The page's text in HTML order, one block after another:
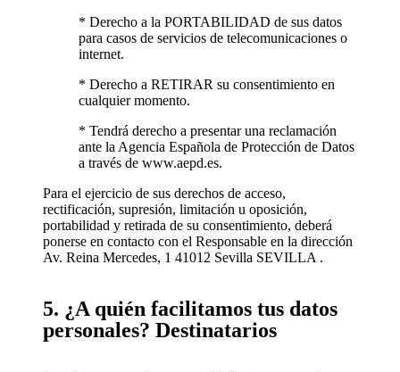
* Derecho a la PORTABILIDAD de sus datos
para casos de servicios de telecomunicaciones o
internet.
* Derecho a RETIRAR su consentimiento en
cualquier momento.
* Tendrá derecho a presentar una reclamación
ante la Agencia Española de Protección de Datos
a través de www.aepd.es.
Para el ejercicio de sus derechos de acceso,
rectificación, supresión, limitación u oposición,
portabilidad y retirada de su consentimiento, deberá
ponerse en contacto con el Responsable en la dirección
Av. Reina Mercedes, 1 41012 Sevilla SEVILLA .
5. ¿A quién facilitamos tus datos
personales? Destinatarios